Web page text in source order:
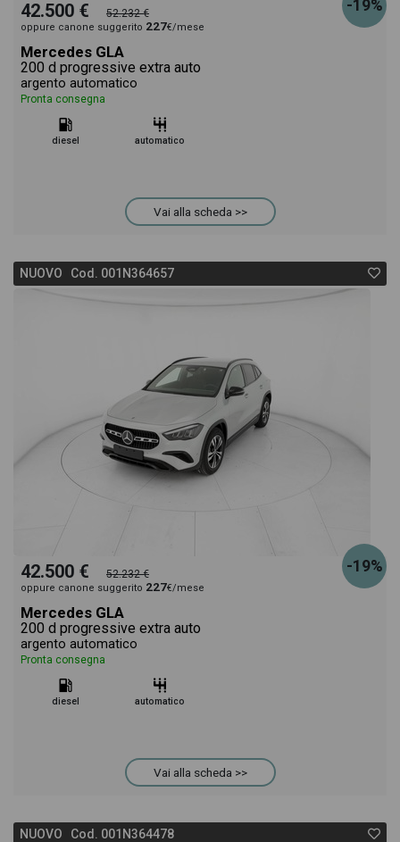
-19%
42.500 € 52.232 €
oppure canone suggerito 227€/mese
Mercedes GLA
200 d progressive extra auto
argento automatico
Pronta consegna
diesel automatico
Vai alla scheda >>
NUOVO Cod. 001N364657
-19%
42.500 € 52.232 €
oppure canone suggerito 227€/mese
Mercedes GLA
200 d progressive extra auto
argento automatico
Pronta consegna
diesel automatico
Vai alla scheda >>
NUOVO Cod. 001N364478